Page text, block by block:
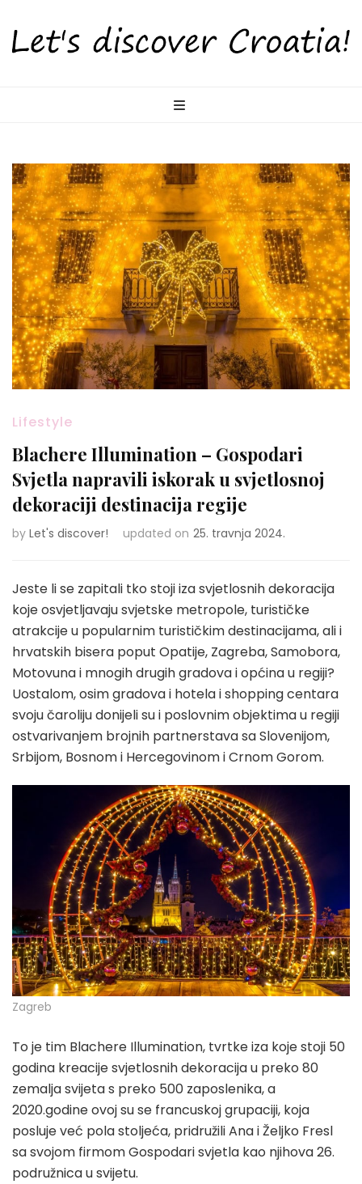
Lifestyle
Blachere Illumination – Gospodari
Svjetla napravili iskorak u svjetlosnoj
dekoraciji destinacija regije
by Let's discover! updated on 25. travnja 2024.
Jeste li se zapitali tko stoji iza svjetlosnih dekoracija
koje osvjetljavaju svjetske metropole, turističke
atrakcije u popularnim turističkim destinacijama, ali i
hrvatskih bisera poput Opatije, Zagreba, Samobora,
Motovuna i mnogih drugih gradova i općina u regiji?
Uostalom, osim gradova i hotela i shopping centara
svoju čaroliju donijeli su i poslovnim objektima u regiji
ostvarivanjem brojnih partnerstava sa Slovenijom,
Srbijom, Bosnom i Hercegovinom i Crnom Gorom.
Zagreb
To je tim Blachere Illumination, tvrtke iza koje stoji 50
godina kreacije svjetlosnih dekoracija u preko 80
zemalja svijeta s preko 500 zaposlenika, a
2020.godine ovoj su se francuskoj grupaciji, koja
posluje već pola stoljeća, pridružili Ana i Željko Fresl
sa svojom firmom Gospodari svjetla kao njihova 26.
podružnica u svijetu.